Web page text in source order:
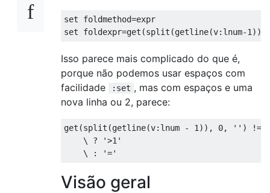
set foldmethod=expr
Isso parece mais complicado do que é,
porque não podemos usar espaços com
facilidade
:set , mas com espaços e uma
nova linha ou 2, parece:
get(split(getline(v:lnum - 1)), 0, '') !=
    \ ? '>1'
Visão geral